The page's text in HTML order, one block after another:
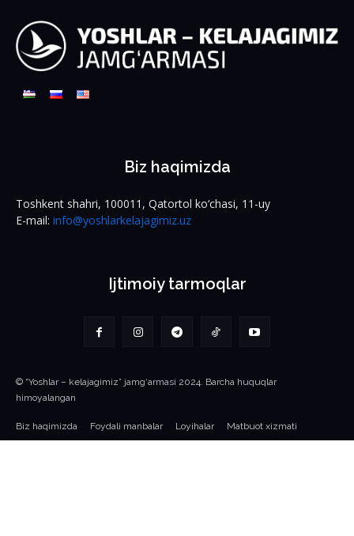
Biz haqimizda
Toshkent shahri, 100011, Qatortol ko‘chasi, 11-uy
E-mail: info@yoshlarkelajagimiz.uz
Ijtimoiy tarmoqlar
© “Yoshlar – kelajagimiz” jamg‘armasi 2024. Barcha huquqlar
himoyalangan
Biz haqimizda Foydali manbalar Loyihalar Matbuot xizmati